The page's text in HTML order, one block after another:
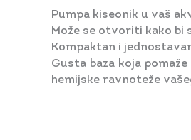
Pumpa kiseonik u vaš
Može se otvoriti kako bi
Kompaktan i
Gusta baza koja
hemijske ravnoteže